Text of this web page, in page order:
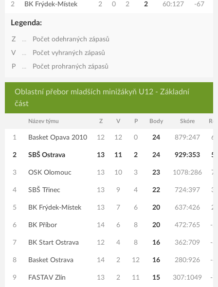
2 BK Frýdek-Místek 2 0 2 2 60:127 -67
Legenda:
Z ...
Počet odehraných zápasů
V
...
Počet vyhraných zápasů
P
... Počet prohraných zápasů
Oblastní přebor mladších minižákyň U12 - Základní
část
Název týmu Z V P Body Skóre
1 Basket Opava 2010 12 12 0 24 879:247
2 SBŠ Ostrava 13 11 2 24 929:353
3 OSK Olomouc 13 10 3 23 1078:286
4 SBŠ Třinec 13 9 4 22 724:397
5 BK Frýdek-Místek 13 7 6 20 637:426
6 BK Příbor 14 6 8 20 472:765 -
7 BK Start Ostrava 12 4 8 16 362:709 -
8 Basket Ostrava 14 2 12 16 280:926 -
9 FASTAV Zlín 13 2 11 15 307:1049 -